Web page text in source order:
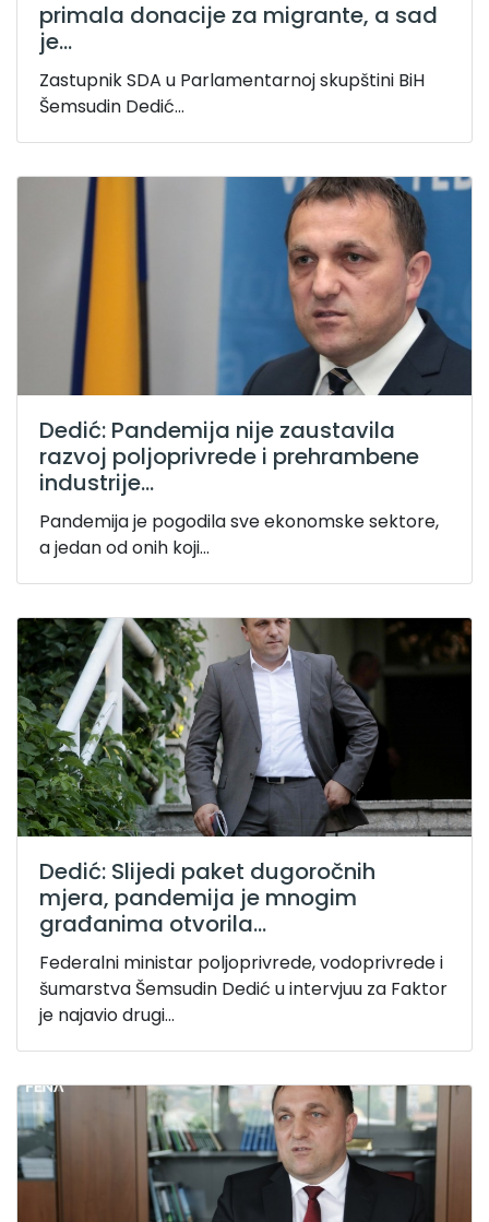
primala donacije za migrante, a sad
je...
Zastupnik SDA u Parlamentarnoj skupštini BiH
Šemsudin Dedić...
Dedić: Pandemija nije zaustavila
razvoj poljoprivrede i prehrambene
industrije...
Pandemija je pogodila sve ekonomske sektore,
a jedan od onih koji...
Dedić: Slijedi paket dugoročnih
mjera, pandemija je mnogim
građanima otvorila...
Federalni ministar poljoprivrede, vodoprivrede i
šumarstva Šemsudin Dedić u intervjuu za Faktor
je najavio drugi...